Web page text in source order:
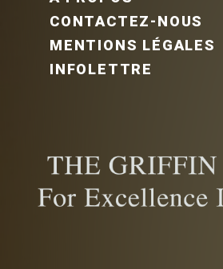
CONTACTEZ-NOUS
MENTIONS LÉGALES
INFOLETTRE